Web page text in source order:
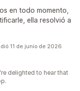
en todo momento,
ella resolvió a
11 de junio de 2026
delighted to hear that